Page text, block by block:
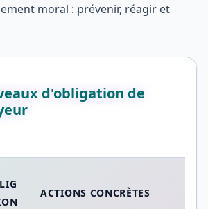
moral : prévenir, réagir et
d'obligation de
ACTIONS CONCRÈTES